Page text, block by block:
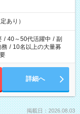
あり）
/ 40～50代活躍中 / 副
務 / 10名以上の大量募
詳細へ
掲載日：2026.08.03